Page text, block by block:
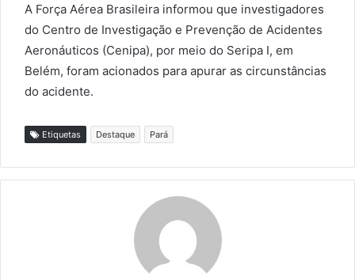
A Força Aérea Brasileira informou que investigadores
do Centro de Investigação e Prevenção de Acidentes
Aeronáuticos (Cenipa), por meio do Seripa I, em
Belém, foram acionados para apurar as circunstâncias
do acidente.
Etiquetas Destaque Pará